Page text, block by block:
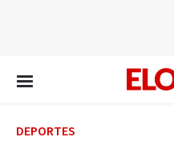
DEPORTES